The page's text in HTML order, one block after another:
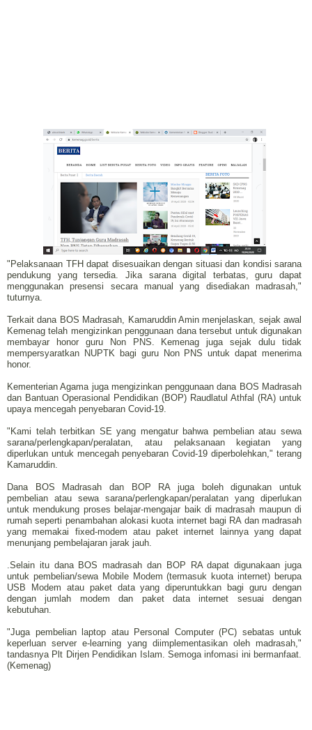
"Pelaksanaan TFH dapat disesuaikan dengan situasi dan kondisi sarana
pendukung yang tersedia. Jika sarana digital terbatas, guru dapat
menggunakan presensi secara manual yang disediakan madrasah,"
tuturnya.
Terkait dana BOS Madrasah, Kamaruddin Amin menjelaskan, sejak awal
Kemenag telah mengizinkan penggunaan dana tersebut untuk digunakan
membayar honor guru Non PNS. Kemenag juga sejak dulu tidak
mempersyaratkan NUPTK bagi guru Non PNS untuk dapat menerima
honor.
Kementerian Agama juga mengizinkan penggunaan dana BOS Madrasah
dan Bantuan Operasional Pendidikan (BOP) Raudlatul Athfal (RA) untuk
upaya mencegah penyebaran Covid-19.
"Kami telah terbitkan SE yang mengatur bahwa pembelian atau sewa
sarana/perlengkapan/peralatan, atau pelaksanaan kegiatan yang
diperlukan untuk mencegah penyebaran Covid-19 diperbolehkan," terang
Kamaruddin.
Dana BOS Madrasah dan BOP RA juga boleh digunakan untuk
pembelian atau sewa sarana/perlengkapan/peralatan yang diperlukan
untuk mendukung proses belajar-mengajar baik di madrasah maupun di
rumah seperti penambahan alokasi kuota internet bagi RA dan madrasah
yang memakai fixed-modem atau paket internet lainnya yang dapat
menunjang pembelajaran jarak jauh.
.Selain itu dana BOS madrasah dan BOP RA dapat digunakaan juga
untuk pembelian/sewa Mobile Modem (termasuk kuota internet) berupa
USB Modem atau paket data yang diperuntukkan bagi guru dengan
dengan jumlah modem dan paket data internet sesuai dengan
kebutuhan.
"Juga pembelian laptop atau Personal Computer (PC) sebatas untuk
keperluan server e-learning yang diimplementasikan oleh madrasah,"
tandasnya Plt Dirjen Pendidikan Islam. Semoga infomasi ini bermanfaat.
(Kemenag)